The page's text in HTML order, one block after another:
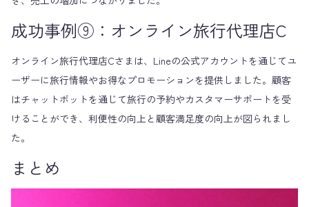
成功事例⑨：オンライン旅行代理店C
オンライン旅行代理店Cさまは、Lineの公式アカウントを通じてユ
ーザーに旅行情報やお得なプロモーションを提供しました。顧客
はチャットボットを通じて旅行の予約やカスタマーサポートを受
けることができ、利便性の向上と顧客満足度の向上が図られまし
た。
まとめ